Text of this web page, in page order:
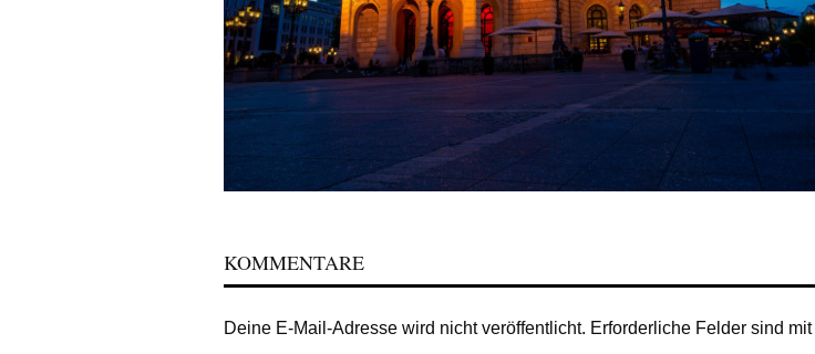
KOMMENTARE
Deine E-Mail-Adresse wird nicht veröffentlicht. Erforderliche Felder sind mit